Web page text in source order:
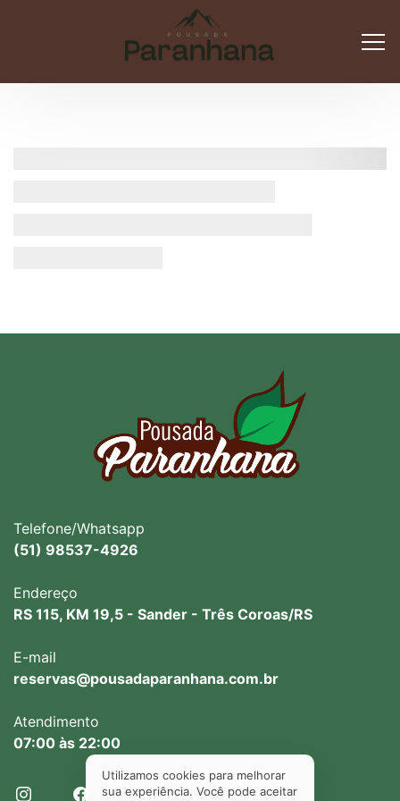
Telefone/Whatsapp
(51) 98537-4926
Endereço
RS 115, KM 19,5 - Sander - Três Coroas/RS
E-mail
reservas@pousadaparanhana.com.br
Atendimento
07:00 às 22:00
Utilizamos cookies para melhorar
sua experiência. Você pode aceitar